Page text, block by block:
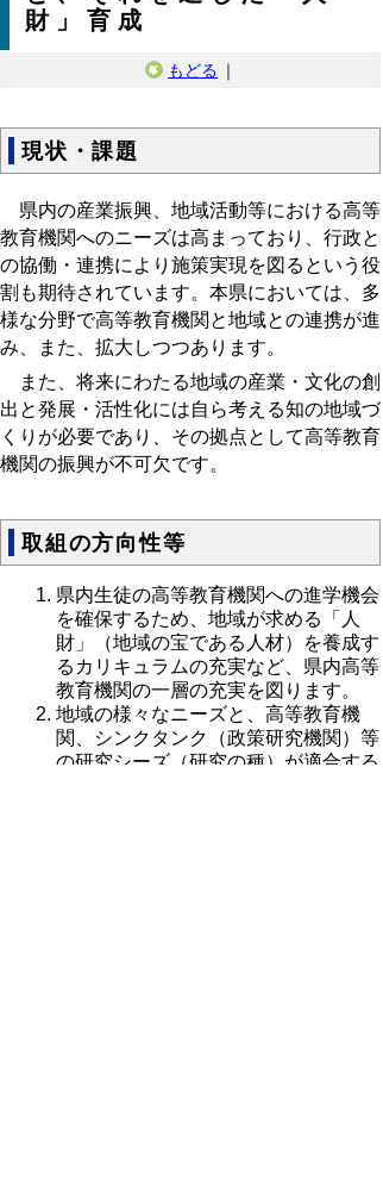
財」育成
もどる ｜
現状・課題
県内の産業振興、地域活動等における高等
教育機関へのニーズは高まっており、行政と
の協働・連携により施策実現を図るという役
割も期待されています。本県においては、多
様な分野で高等教育機関と地域との連携が進
み、また、拡大しつつあります。
また、将来にわたる地域の産業・文化の創
出と発展・活性化には自ら考える知の地域づ
くりが必要であり、その拠点として高等教育
機関の振興が不可欠です。
取組の方向性等
県内生徒の高等教育機関への進学機会
を確保するため、地域が求める「人
財」（地域の宝である人材）を養成す
るカリキュラムの充実など、県内高等
教育機関の一層の充実を図ります。
地域の様々なニーズと、高等教育機
関、シンクタンク（政策研究機関）等
の研究シーズ（研究の種）が適合する